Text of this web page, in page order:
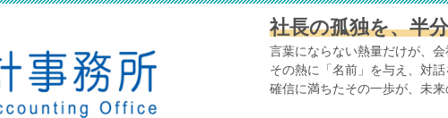
社長の孤独を、半
言葉にならない熱量だけが、会
その熱に「名前」を与え、対
確信に満ちたその一歩が、未来